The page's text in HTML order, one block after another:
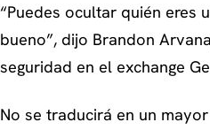
“Puedes ocultar quién eres
bueno”, dijo Brandon
seguridad en el exchange
No se traducirá en un